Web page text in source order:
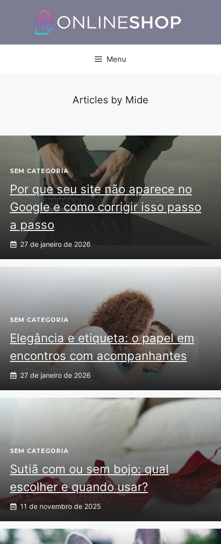
conteúdo
Menu
Articles by Mide
SEM CATEGORIA
Por que seu site não aparece no
Google e como corrigir isso passo
a passo
27 de janeiro de 2026
SEM CATEGORIA
Elegância e etiqueta: o papel em
encontros com acompanhantes
27 de janeiro de 2026
SEM CATEGORIA
Sutiã com ou sem bojo: qual
escolher e quando usar?
11 de novembro de 2025